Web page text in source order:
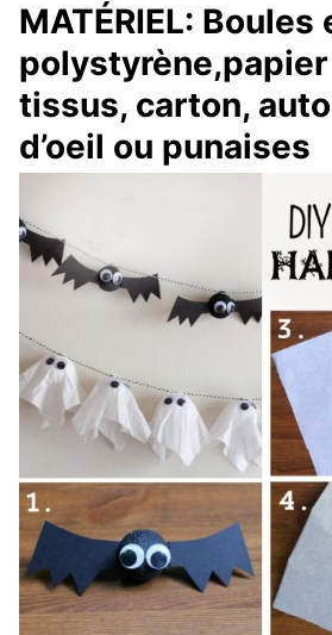
MATÉRIEL: Boules
tissus, carton,
d’oeil ou punaises